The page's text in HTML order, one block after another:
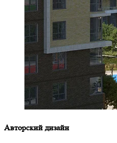
Авторский дизайн